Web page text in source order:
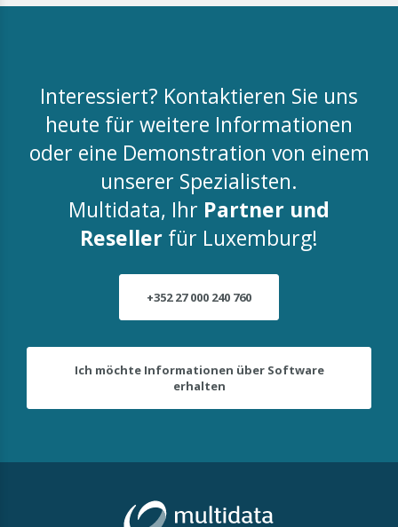
Interessiert? Kontaktieren Sie uns
heute für weitere Informationen
oder eine Demonstration von einem
unserer Spezialisten.
Multidata, Ihr Partner und
Reseller für Luxemburg!
+352 27 000 240 760
Ich möchte Informationen über Software
erhalten